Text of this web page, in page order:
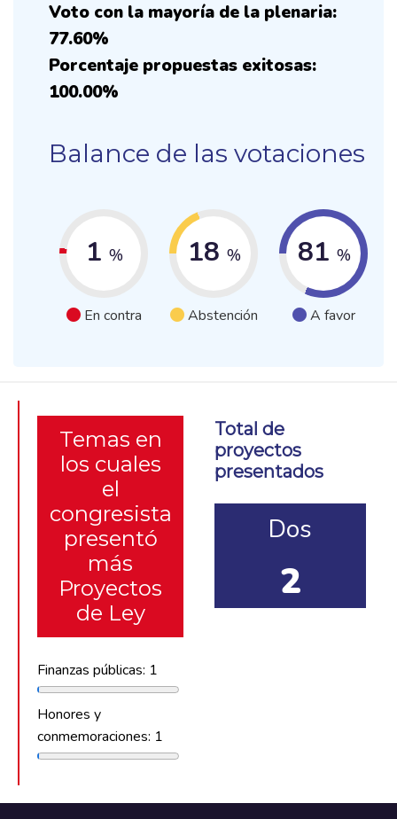
Voto con la mayoría de la plenaria:
77.60%
Porcentaje propuestas exitosas:
100.00%
Balance de las votaciones
1 %
En contra
18 %
Abstención
81 %
A favor
Temas en
los cuales
el
congresista
presentó
más
Proyectos
de Ley
Finanzas públicas: 1
Honores y
conmemoraciones: 1
Total de
proyectos
presentados
Dos
2